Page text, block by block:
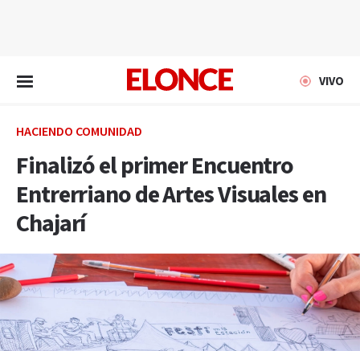
VIVO
HACIENDO COMUNIDAD
Finalizó el primer Encuentro
Entrerriano de Artes Visuales en
Chajarí